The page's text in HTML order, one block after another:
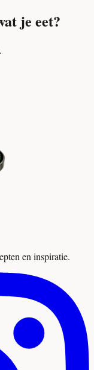
je eet?
en inspiratie.